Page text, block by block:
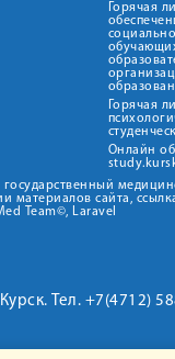
Горячая
Горячая
Онлайн
материалов сайта,
Team©, Laravel
Тел. +7(4712)